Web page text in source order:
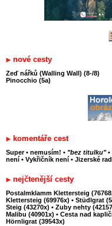
nové cesty
Zeď nářků (Walling Wall) (8-/8)
Pinocchio (5a)
komentáře cest
Super • nemusím! • "bez titulku" •
není • Vykřičník není • Jizerské
nejčtenější cesty
Postalmklamm Klettersteig
Klettersteig (69976x) • Stüdlgrat
Steig (43270x) • Zuby nehty
Malibu (40901x) • Cesta nad
Hörnligrat (39543x)